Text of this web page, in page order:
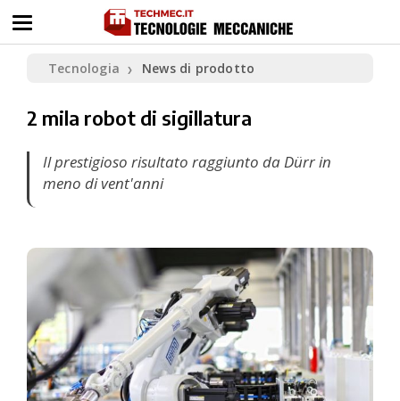
Tecnologia ❯ News di prodotto
2 mila robot di sigillatura
Il prestigioso risultato raggiunto da Dürr in
meno di vent'anni